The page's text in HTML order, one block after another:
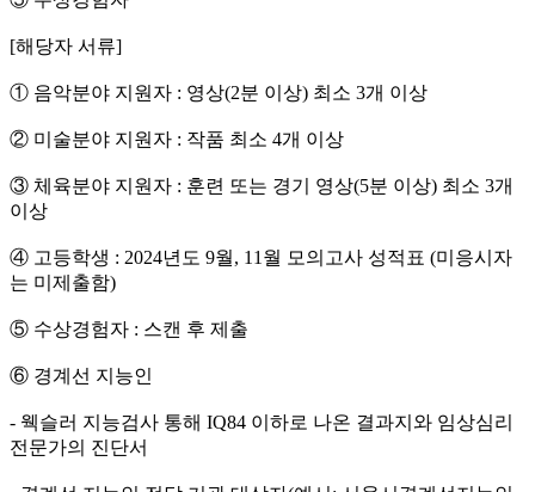
[해당자 서류]
① 음악분야 지원자 : 영상(2분 이상) 최소 3개 이상
② 미술분야 지원자 : 작품 최소 4개 이상
③ 체육분야 지원자 : 훈련 또는 경기 영상(5분 이상) 최소 3개
이상
④ 고등학생 : 2024년도 9월, 11월 모의고사 성적표 (미응시자
는 미제출함)
⑤ 수상경험자 : 스캔 후 제출
⑥ 경계선 지능인
- 웩슬러 지능검사 통해 IQ84 이하로 나온 결과지와 임상심리
전문가의 진단서